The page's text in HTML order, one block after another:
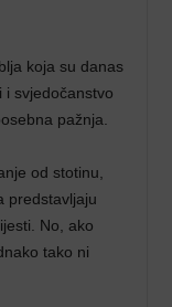
koja su danas
i svjedočanstvo
pažnja.
od stotinu,
predstavljaju
No, ako
tako ni